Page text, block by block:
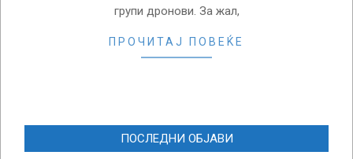
групи дронови. За жал,
ПРОЧИТАЈ ПОВЕЌЕ
ПОСЛЕДНИ ОБЈАВИ